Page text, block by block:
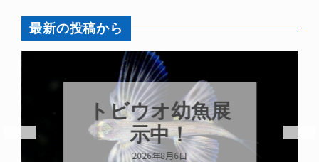
最新の投稿から
トビウオ幼魚展
示中！
2026年8月6日